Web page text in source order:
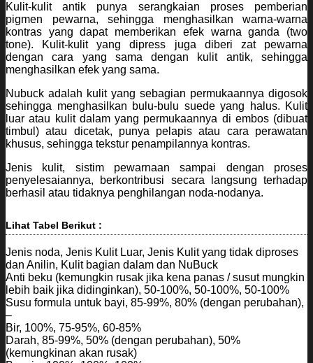
Kulit-kulit antik punya serangkaian proses pemberian
pigmen pewarna, sehingga menghasilkan warna-warna
kontras yang dapat memberikan efek warna ganda (two
tone). Kulit-kulit yang dipress juga diberi zat pewarna
dengan cara yang sama dengan kulit antik, sehingga
menghasilkan efek yang sama.
Nubuck adalah kulit yang sebagian permukaannya digosok
sehingga menghasilkan bulu-bulu suede yang halus. Kulit
luar atau kulit dalam yang permukaannya di embos (dibuat
timbul) atau dicetak, punya pelapis atau cara perawatan
khusus, sehingga tekstur penampilannya kontras.
Jenis kulit, sistim pewarnaan sampai dengan proses
penyelesaiannya, berkontribusi secara langsung terhadap
berhasil atau tidaknya penghilangan noda-nodanya.
Lihat Tabel Berikut :
Jenis noda, Jenis Kulit Luar, Jenis Kulit yang tidak diproses
dan Anilin, Kulit bagian dalam dan NuBuck
Anti beku (kemungkin rusak jika kena panas / susut mungkin
lebih baik jika didinginkan), 50-100%, 50-100%, 50-100%
Susu formula untuk bayi, 85-99%, 80% (dengan perubahan),
–
Bir, 100%, 75-95%, 60-85%
Darah, 85-99%, 50% (dengan perubahan), 50%
(kemungkinan akan rusak)